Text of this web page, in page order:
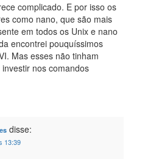
complicado. E por isso os
como nano, que são mais
em todos os Unix e nano
encontrei pouquíssimos
Mas esses não tinham
nos comandos
disse:
13:39